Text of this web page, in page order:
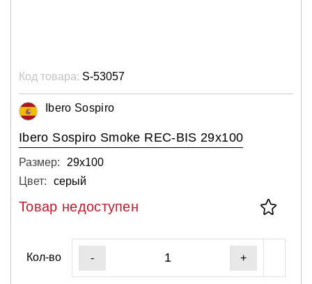
Код товара: S-53057
Ibero Sospiro
Ibero Sospiro Smoke REC-BIS 29x100
Размер:
29х100
Цвет:
серый
Товар недоступен
Кол-во - +